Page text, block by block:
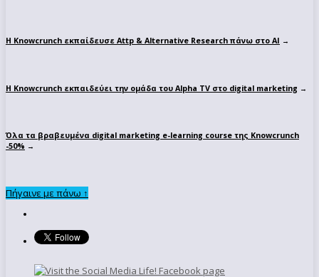
Η Knowcrunch εκπαίδευσε Attp & Alternative Research πάνω στο ΑΙ →
Η Knowcrunch εκπαιδεύει την ομάδα του Alpha TV στο digital marketing →
Όλα τα βραβευμένα digital marketing e-learning course της Knowcrunch
-50% →
Πήγαινε με πάνω ↑